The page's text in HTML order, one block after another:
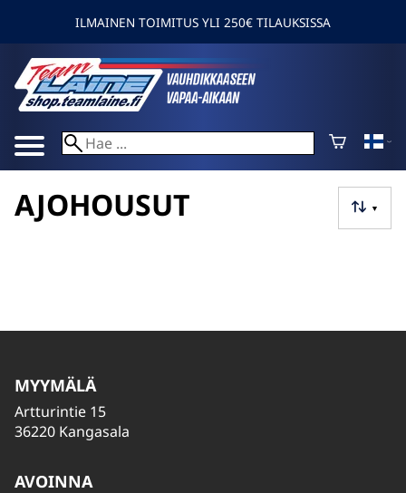
ILMAINEN TOIMITUS YLI 250€ TILAUKSISSA
▼
AJOHOUSUT
MYYMÄLÄ
Artturintie 15
36220 Kangasala
AVOINNA